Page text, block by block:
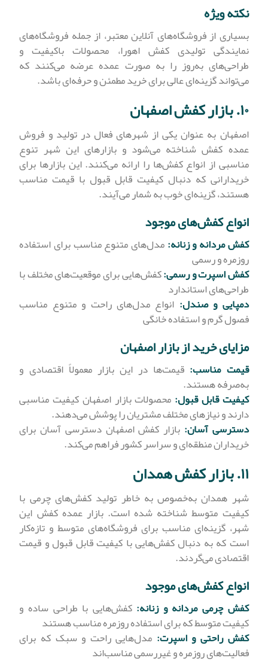
نکته ویژه
بسیاری از فروشگاه‌های آنلاین معتبر، از جمله فروشگاه‌های
نمایندگی تولیدی کفش اهورا، محصولات باکیفیت و
طراحی‌های به‌روز را به صورت عمده عرضه می‌کنند که
می‌تواند گزینه‌ای عالی برای خرید مطمئن و حرفه‌ای باشد.
۱۰. بازار کفش اصفهان
اصفهان به عنوان یکی از شهرهای فعال در تولید و فروش
عمده کفش شناخته می‌شود و بازارهای این شهر تنوع
مناسبی از انواع کفش‌ها را ارائه می‌کنند. این بازارها برای
خریدارانی که دنبال کیفیت قابل قبول با قیمت مناسب
هستند، گزینه‌ای خوب به شمار می‌آیند.
انواع کفش‌های موجود
کفش مردانه و زنانه:مدل‌های متنوع مناسب برای استفاده
روزمره و رسمی
کفش اسپرت و رسمی:کفش‌هایی برای موقعیت‌های مختلف با
طراحی‌های استاندارد
دمپایی و صندل: انواع مدل‌های راحت و متنوع مناسب
فصول گرم و استفاده خانگی
مزایای خرید از بازار اصفهان
قیمت مناسب: قیمت‌ها در این بازار معمولاً اقتصادی و
به‌صرفه هستند.
کیفیت قابل قبول: محصولات بازار اصفهان کیفیت مناسبی
دارند و نیازهای مختلف مشتریان را پوشش می‌دهند.
دسترسی آسان: بازار کفش اصفهان دسترسی آسان برای
خریداران منطقه‌ای و سراسر کشور فراهم می‌کند.
۱۱. بازار کفش همدان
شهر همدان به‌خصوص به خاطر تولید کفش‌های چرمی با
کیفیت متوسط شناخته شده است. بازار عمده کفش این
شهر، گزینه‌ای مناسب برای فروشگاه‌های متوسط و تازه‌کار
است که به دنبال کفش‌هایی با کیفیت قابل قبول و قیمت
اقتصادی می‌گردند.
انواع کفش‌های موجود
کفش چرمی مردانه و زنانه: کفش‌هایی با طراحی ساده و
کیفیت متوسط که برای استفاده روزمره مناسب هستند
کفش راحتی و اسپرت: مدل‌هایی راحت و سبک که برای
فعالیت‌های روزمره و غیررسمی مناسب‌اند